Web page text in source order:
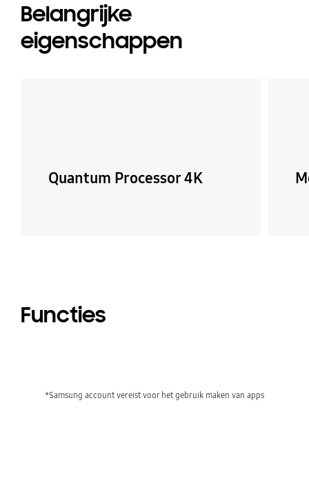
Belangrijke
eigenschappen
Quantum Processor 4K
Functies
*Samsung account vereist voor het gebruik maken van apps